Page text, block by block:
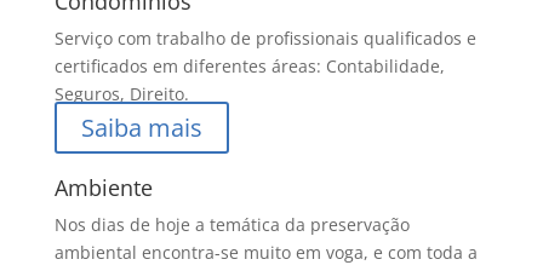
Serviço com trabalho de profissionais qualificados e
certificados em diferentes áreas: Contabilidade,
Seguros, Direito.
Saiba mais
Ambiente
Nos dias de hoje a temática da preservação
ambiental encontra-se muito em voga, e com toda a